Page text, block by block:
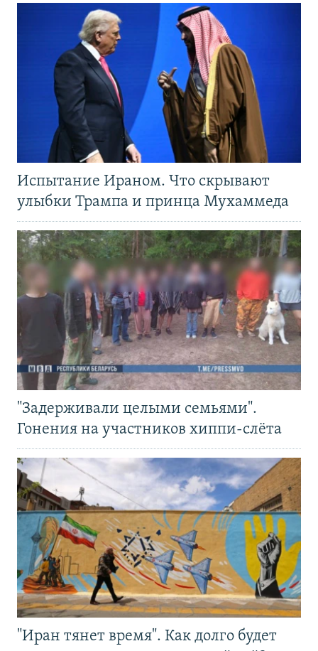
Испытание Ираном. Что скрывают
улыбки Трампа и принца Мухаммеда
"Задерживали целыми семьями".
Гонения на участников хиппи-слёта
"Иран тянет время". Как долго будет